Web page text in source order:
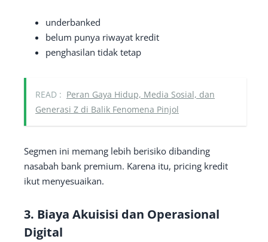
underbanked
belum punya riwayat kredit
penghasilan tidak tetap
READ : Peran Gaya Hidup, Media Sosial, dan
Generasi Z di Balik Fenomena Pinjol
Segmen ini memang lebih berisiko dibanding
nasabah bank premium. Karena itu, pricing kredit
ikut menyesuaikan.
3. Biaya Akuisisi dan Operasional
Digital